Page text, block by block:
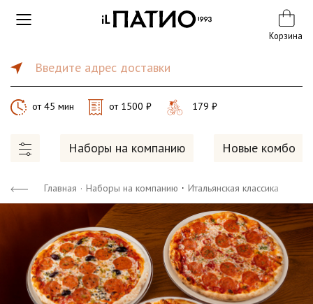
Корзина
Введите адрес доставки
от 45 мин от 1500 ₽ 179 ₽
Наборы на компанию Новые комбо
Главная · Наборы на компанию · Итальянская классика